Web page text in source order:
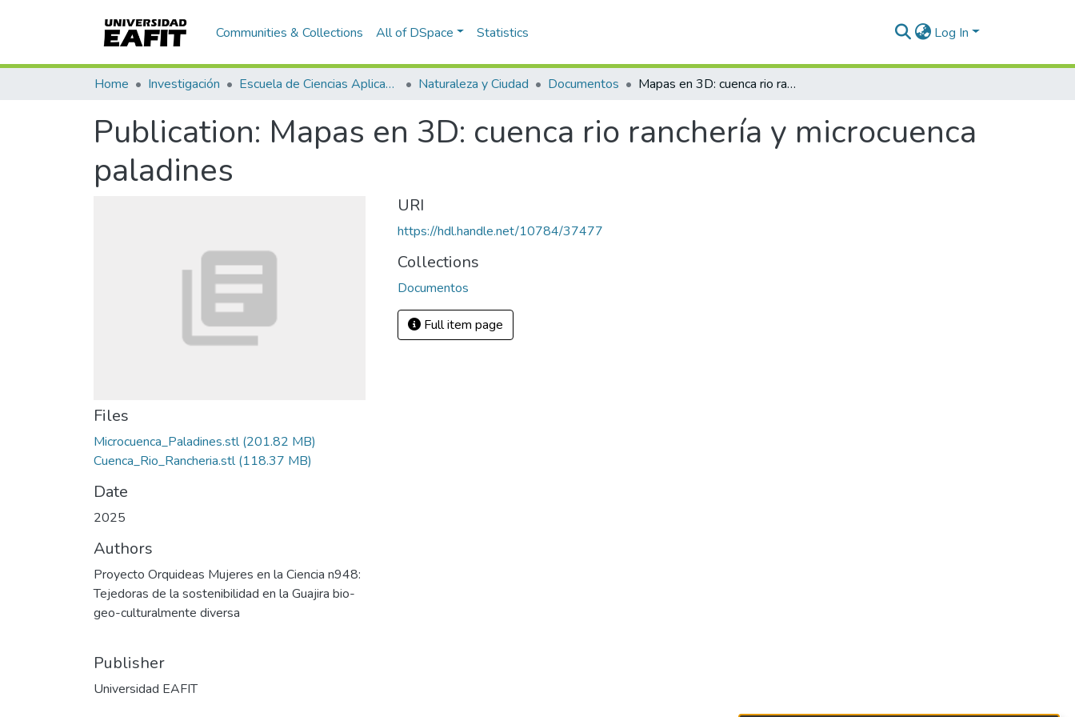
Communities & Collections All of DSpace Statistics Log In
Home Investigación Escuela de Ciencias Aplicadas e Ingeniería Naturaleza y Ciudad Documentos Mapas en 3D: cuenca rio ranchería y microcuenca paladines
Publication: Mapas en 3D: cuenca rio ranchería y microcuenca
paladines
Files
Microcuenca_Paladines.stl(201.82 MB)
Cuenca_Rio_Rancheria.stl(118.37 MB)
Date
2025
Authors
Proyecto Orquideas Mujeres en la Ciencia n948:
Tejedoras de la sostenibilidad en la Guajira bio-
geo-culturalmente diversa
Publisher
Universidad EAFIT
URI
https://hdl.handle.net/10784/37477
Collections
Documentos
Full item page